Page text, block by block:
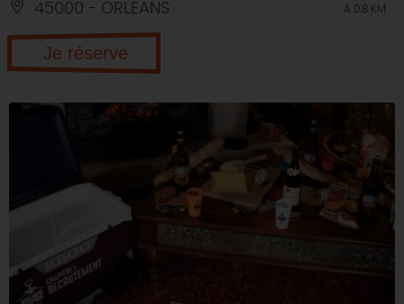
45000 - ORLEANS À 0.8 KM
Je réserve